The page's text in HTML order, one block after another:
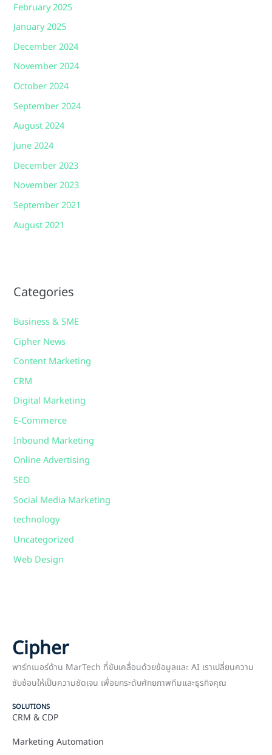
February 2025
January 2025
December 2024
November 2024
October 2024
September 2024
August 2024
June 2024
December 2023
November 2023
September 2021
August 2021
Categories
Business & SME
Cipher News
Content Marketing
CRM
Digital Marketing
E-Commerce
Inbound Marketing
Online Advertising
SEO
Social Media Marketing
technology
Uncategorized
Web Design
Cipher
พาร์ทเนอร์ด้าน MarTech ที่ขับเคลื่อนด้วยข้อมูลและ AI เราเปลี่ยนความ
ซับซ้อนให้เป็นความชัดเจน เพื่อยกระดับศักยภาพทีมและธุรกิจคุณ
SOLUTIONS
CRM & CDP
Marketing Automation